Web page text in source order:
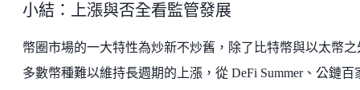
小結：上漲與否全看監管發展
幣圈市場的一大特性為炒新不炒舊，除了比特幣與以太幣之
多數幣種難以維持長週期的上漲，從 DeFi Summer、公鏈百